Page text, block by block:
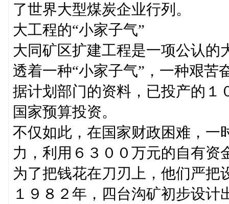
了世界大型煤炭企业行列。
大工程的“小家子气”
大同矿区扩建工程是一项公认的
透着一种“小家子气”，一种艰苦
据计划部门的资料，已投产的１
国家预算投资。
不仅如此，在国家财政困难，一
力，利用６３００万元的自有资
为了把钱花在刀刃上，他们严把
１９８２年，四台沟矿初步设